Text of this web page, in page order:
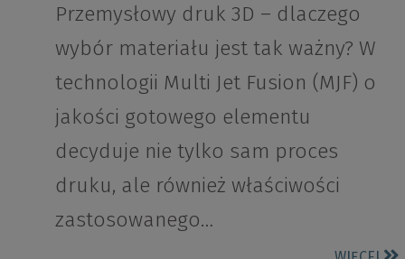
Przemysłowy druk 3D – dlaczego
wybór materiału jest tak ważny? W
technologii Multi Jet Fusion (MJF) o
jakości gotowego elementu
decyduje nie tylko sam proces
druku, ale również właściwości
zastosowanego…